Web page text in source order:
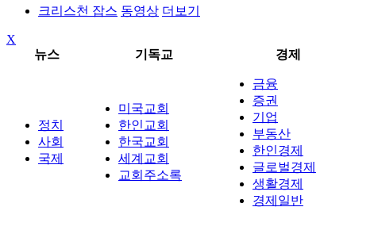
크리스천 잡스 동영상 더보기
X
뉴스
기독교 경제
정치
사회
국제
미국교회
한인교회
한국교회
세계교회
교회주소록
금융
증권
기업
부동산
한인경제
글로벌경제
생활경제
경제일반